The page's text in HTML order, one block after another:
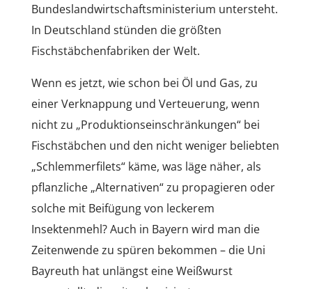
Bundeslandwirtschaftsministerium untersteht.
In Deutschland stünden die größten
Fischstäbchenfabriken der Welt.
Wenn es jetzt, wie schon bei Öl und Gas, zu
einer Verknappung und Verteuerung, wenn
nicht zu „Produktionseinschränkungen“ bei
Fischstäbchen und den nicht weniger beliebten
„Schlemmerfilets“ käme, was läge näher, als
pflanzliche „Alternativen“ zu propagieren oder
solche mit Beifügung von leckerem
Insektenmehl? Auch in Bayern wird man die
Zeitenwende zu spüren bekommen – die Uni
Bayreuth hat unlängst eine Weißwurst